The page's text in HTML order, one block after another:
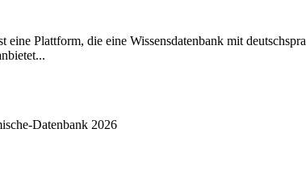
eine Plattform, die eine Wissensdatenbank mit
Datenbank 2026